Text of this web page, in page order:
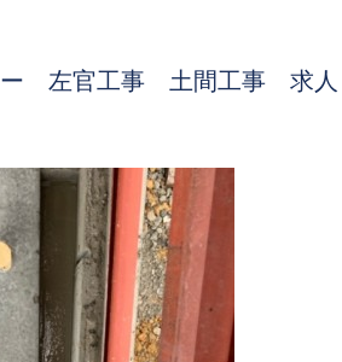
ー 左官工事 土間工事 求人